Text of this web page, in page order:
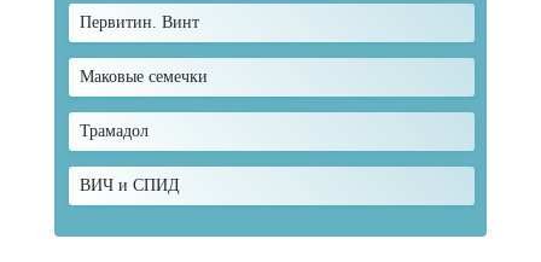
Первитин. Винт
Маковые семечки
Трамадол
ВИЧ и СПИД